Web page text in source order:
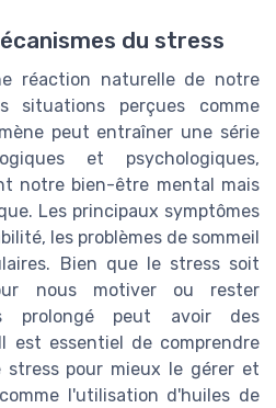
du stress
réaction naturelle de notre
situations perçues comme
peut entraîner une série
et psychologiques,
notre bien-être mental mais
Les principaux symptômes
les problèmes de sommeil
Bien que le stress soit
nous motiver ou rester
prolongé peut avoir des
est essentiel de comprendre
pour mieux le gérer et
l'utilisation d'huiles de